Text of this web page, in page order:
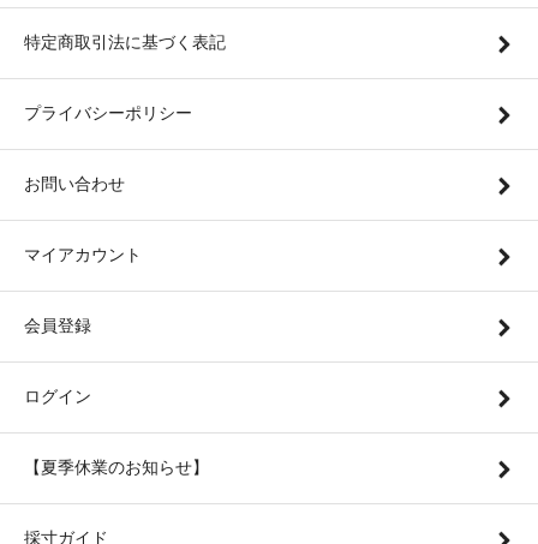
特定商取引法に基づく表記
プライバシーポリシー
お問い合わせ
マイアカウント
会員登録
ログイン
【夏季休業のお知らせ】
採寸ガイド